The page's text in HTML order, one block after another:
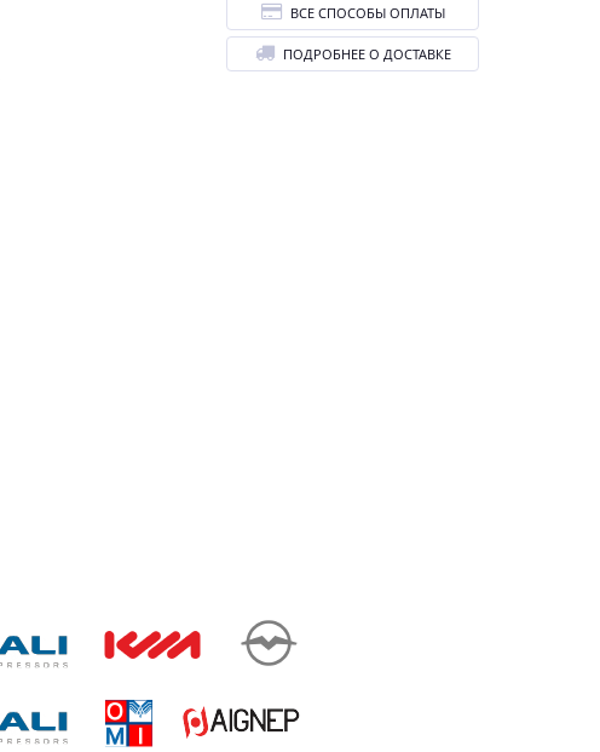
ВСЕ СПОСОБЫ ОПЛАТЫ
ПОДРОБНЕЕ О ДОСТАВКЕ